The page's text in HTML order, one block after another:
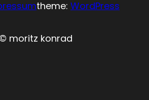
theme: WordPress
© moritz konrad